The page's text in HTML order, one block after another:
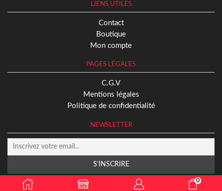
LIENS UTILES
Contact
Boutique
Mon compte
PAGES LÉGALES
C.G.V
Mentions légales
Politique de confidentialité
NEWSLETTER
2024 © Missplaybros
0